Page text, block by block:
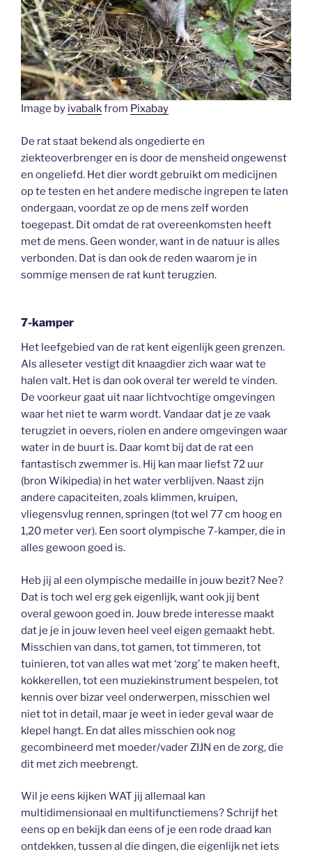
Image by ivabalkfrom Pixabay
De rat staat bekend als ongedierte en
ziekteoverbrenger en is door de mensheid ongewenst
en ongeliefd. Het dier wordt gebruikt om medicijnen
op te testen en het andere medische ingrepen te laten
ondergaan, voordat ze op de mens zelf worden
toegepast. Dit omdat de rat overeenkomsten heeft
met de mens. Geen wonder, want in de natuur is alles
verbonden. Dat is dan ook de reden waarom je in
sommige mensen de rat kunt terugzien.
7-kamper
Het leefgebied van de rat kent eigenlijk geen grenzen.
Als alleseter vestigt dit knaagdier zich waar wat te
halen valt. Het is dan ook overal ter wereld te vinden.
De voorkeur gaat uit naar lichtvochtige omgevingen
waar het niet te warm wordt. Vandaar dat je ze vaak
terugziet in oevers, riolen en andere omgevingen waar
water in de buurt is. Daar komt bij dat de rat een
fantastisch zwemmer is. Hij kan maar liefst 72 uur
(bron Wikipedia) in het water verblijven. Naast zijn
andere capaciteiten, zoals klimmen, kruipen,
vliegensvlug rennen, springen (tot wel 77 cm hoog en
1,20 meter ver). Een soort olympische 7-kamper, die in
alles gewoon goed is.
Heb jij al een olympische medaille in jouw bezit? Nee?
Dat is toch wel erg gek eigenlijk, want ook jij bent
overal gewoon goed in. Jouw brede interesse maakt
dat je je in jouw leven heel veel eigen gemaakt hebt.
Misschien van dans, tot gamen, tot timmeren, tot
tuinieren, tot van alles wat met ‘zorg’ te maken heeft,
kokkerellen, tot een muziekinstrument bespelen, tot
kennis over bizar veel onderwerpen, misschien wel
niet tot in detail, maar je weet in ieder geval waar de
klepel hangt. En dat alles misschien ook nog
gecombineerd met moeder/vader ZIJN en de zorg, die
dit met zich meebrengt.
Wil je eens kijken WAT jij allemaal kan
multidimensionaal en multifunctiemens? Schrijf het
eens op en bekijk dan eens of je een rode draad kan
ontdekken, tussen al die dingen, die eigenlijk net iets